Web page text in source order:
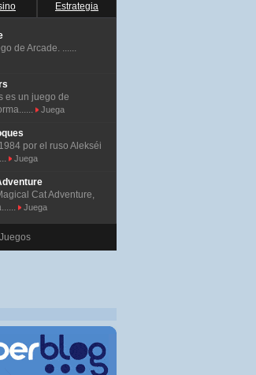
Estrategia
de Arcade. ......
es un juego de
Juega
por el ruso Alekséi
Juega
Cat Adventure,
Juega